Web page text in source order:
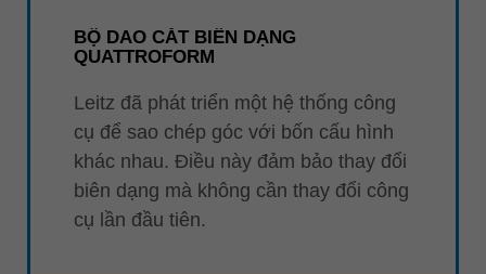
BỘ DAO CẮT BIÊN DẠNG
QUATTROFORM
Leitz đã phát triển một hệ thống công
cụ để sao chép góc với bốn cấu hình
khác nhau. Điều này đảm bảo thay đổi
biên dạng mà không cần thay đổi công
cụ lần đầu tiên.